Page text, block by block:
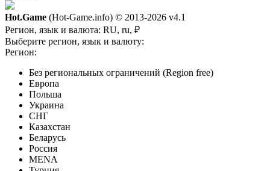
Hot.Game (Hot-Game.info) © 2013-2026 v4.1
Регион, язык и валюта: RU, ru, ₽
Выберите регион, язык и валюту:
Регион:
Без региональных ограничений (Region free)
Европа
Польша
Украина
СНГ
Казахстан
Беларусь
Россия
MENA